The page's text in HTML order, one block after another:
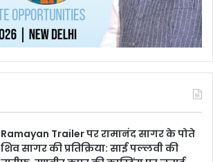
Ramayan Trailer पर रामानंद सागर के पोते
शिव सागर की प्रतिक्रिया: साई पल्लवी की